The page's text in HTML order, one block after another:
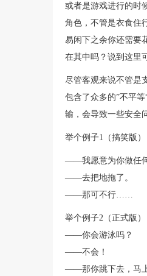
或者是游戏进行的时
角色，不管是衣食住
易闲下之余你还需要
在其中吗？说到这里
尽管客观来说不管是
包含了众多的”不平
输，会导致一些安全
举个例子1（搞笑版）
——我愿意为你做任
——去把地拖了。
——那可不行……
举个例子2（正式版）
——你会游泳吗？
——不会！
——那你跳下去，马